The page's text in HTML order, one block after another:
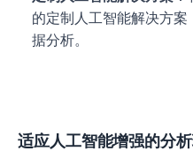
的定制人工智能解决方
据分析。
适应人工智能增强的分